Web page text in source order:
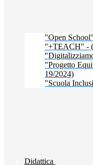
"Open
"+TEACH" -
"Progetto
19/2024)
"Scuola
Didattica